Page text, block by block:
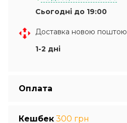
Сьогодні до 19:00
Доставка новою поштою
1-2 дні
Оплата
Кешбек 300 грн